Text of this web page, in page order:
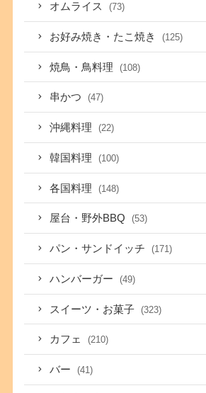
オムライス (73)
お好み焼き・たこ焼き (125)
焼鳥・鳥料理 (108)
串かつ (47)
沖縄料理 (22)
韓国料理 (100)
各国料理 (148)
屋台・野外BBQ (53)
パン・サンドイッチ (171)
ハンバーガー (49)
スイーツ・お菓子 (323)
カフェ (210)
バー (41)